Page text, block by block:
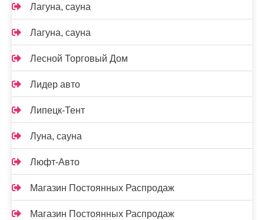
Лагуна, сауна
Лагуна, сауна
Лесной Торговый Дом
Лидер авто
Липецк-Тент
Луна, сауна
Люфт-Авто
Магазин Постоянных Распродаж
Магазин Постоянных Распродаж